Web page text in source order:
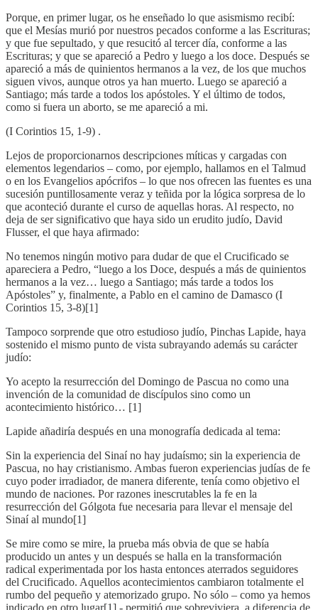
Porque, en primer lugar, os he enseñado lo que asismismo recibí:
que el Mesías murió por nuestros pecados conforme a las Escrituras;
y que fue sepultado, y que resucitó al tercer día, conforme a las
Escrituras; y que se apareció a Pedro y luego a los doce. Después se
apareció a más de quinientos hermanos a la vez, de los que muchos
siguen vivos, aunque otros ya han muerto. Luego se apareció a
Santiago; más tarde a todos los apóstoles. Y el último de todos,
como si fuera un aborto, se me apareció a mi.
(I Corintios 15, 1-9) .
Lejos de proporcionarnos descripciones míticas y cargadas con
elementos legendarios – como, por ejemplo, hallamos en el Talmud
o en los Evangelios apócrifos – lo que nos ofrecen las fuentes es una
sucesión puntillosamente veraz y teñida por la lógica sorpresa de lo
que aconteció durante el curso de aquellas horas. Al respecto, no
deja de ser significativo que haya sido un erudito judío, David
Flusser, el que haya afirmado:
No tenemos ningún motivo para dudar de que el Crucificado se
apareciera a Pedro, “luego a los Doce, después a más de quinientos
hermanos a la vez… luego a Santiago; más tarde a todos los
Apóstoles” y, finalmente, a Pablo en el camino de Damasco (I
Corintios 15, 3-8)[1]
Tampoco sorprende que otro estudioso judío, Pinchas Lapide, haya
sostenido el mismo punto de vista subrayando además su carácter
judío:
Yo acepto la resurrección del Domingo de Pascua no como una
invención de la comunidad de discípulos sino como un
acontecimiento histórico… [1]
Lapide añadiría después en una monografía dedicada al tema:
Sin la experiencia del Sinaí no hay judaísmo; sin la experiencia de
Pascua, no hay cristianismo. Ambas fueron experiencias judías de fe
cuyo poder irradiador, de manera diferente, tenía como objetivo el
mundo de naciones. Por razones inescrutables la fe en la
resurrección del Gólgota fue necesaria para llevar el mensaje del
Sinaí al mundo[1]
Se mire como se mire, la prueba más obvia de que se había
producido un antes y un después se halla en la transformación
radical experimentada por los hasta entonces aterrados seguidores
del Crucificado. Aquellos acontecimientos cambiaron totalmente el
rumbo del pequeño y atemorizado grupo. No sólo – como ya hemos
indicado en otro lugar[1] - permitió que sobreviviera, a diferencia de